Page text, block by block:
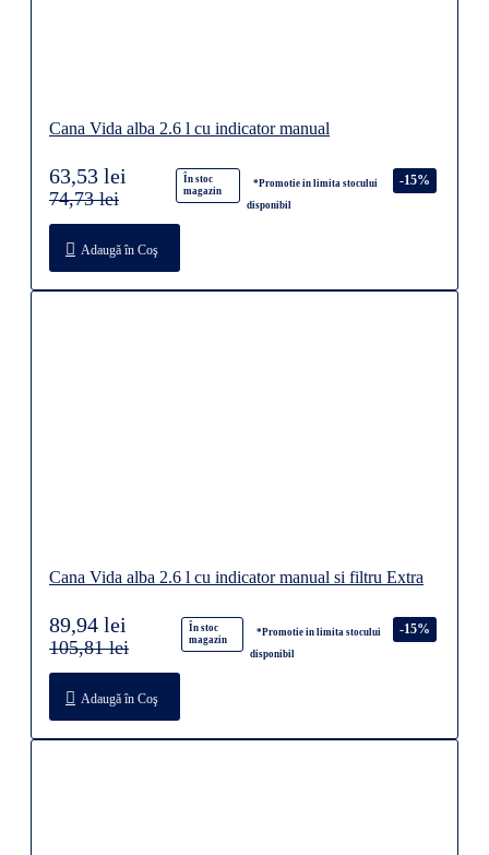
Cana Vida alba 2.6 l cu indicator manual
În stoc
magazin
*Promotie in limita stocului
disponibil
-15%
63,53 lei
74,73 lei
Adaugă în Coş
Cana Vida alba 2.6 l cu indicator manual si filtru Extra
În stoc
magazin
*Promotie in limita stocului
disponibil
-15%
89,94 lei
105,81 lei
Adaugă în Coş